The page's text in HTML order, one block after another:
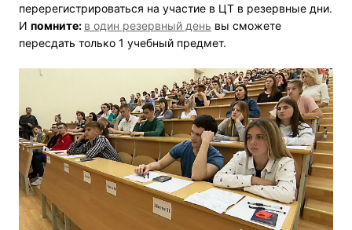
перерегистрироваться на участие в ЦТ в резервные дни.
И помните: в один резервный день вы сможете
пересдать только 1 учебный предмет.